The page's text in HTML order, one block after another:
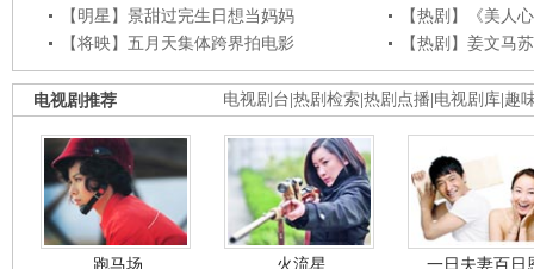
【明星】景甜过完生日想当妈妈
【热剧】《美人
【将映】五月天集体跨界拍电影
【热剧】姜文马
电视剧台 热剧检索 热剧点播 电视剧库 趣
电视剧推荐
跑马场 火流星 一日夫妻百日